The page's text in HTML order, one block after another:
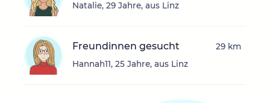
Natalie, 29 Jahre, aus Linz
Freundinnen gesucht
Hannah11, 25 Jahre, aus Linz
29 km